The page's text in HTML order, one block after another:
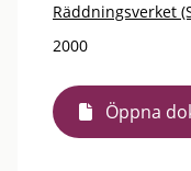
Räddningsverket
2000
Öppna